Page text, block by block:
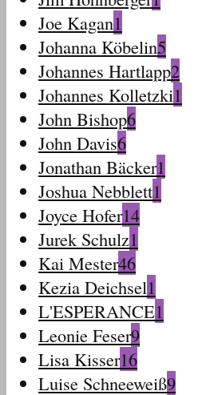
Joe Kagan1
Johanna Köbelin5
Johannes Hartlapp2
Johannes Kolletzki1
John Bishop6
John Davis6
Jonathan Bäcker1
Joshua Nebblett1
Joyce Hofer14
Jurek Schulz1
Kai Mester46
Kezia Deichsel1
L'ESPERANCE1
Leonie Feser9
Lisa Kisser16
Luise Schneeweiß9